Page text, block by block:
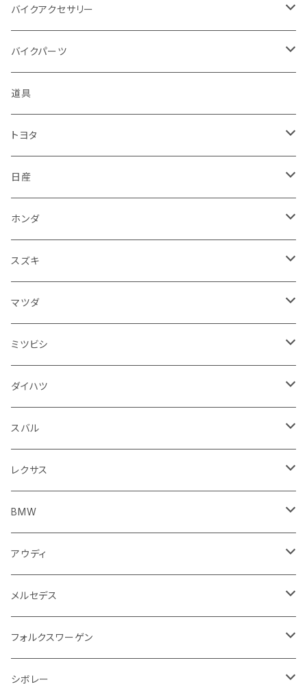
アプリリア - APRILIA
ハーレーダビッドソン - Harley-Davidson
KTM
ミツビシ
ダイハツ
スバル
レクサス
アウディ
BMW
メルセデス・ベンツ
フォルクスワーゲン
ジープ
ボルボ
ジャガー
プジョー
ランドローバー
ルノー
キャデラック
アストンマーティン
シボレー
マツダ
ミツビシ
ダイハツ
スバル
レクサス
アウディ
BMW
メルセデス・ベンツ
フォルクスワーゲン
ジープ
ボルボ
ジャガー
キャデラック
シボレー
シトロエン
アルファロメオ
ランドローバー
日産
ホンダ
スズキ
マツダ
ミツビシ
ダイハツ
スバル
アルファロメオ
アストンマーティン
アウディ
ベントレー
BMW
キャデラック
シボレー
クライスラー
シトロエン
フィアット
ボンネット
ルーフ
ピラー
バンパー
フェンダー
サイドミラー
フロントガラス
リアバンパー
バックドアガラス
トランクリッド
ダッシュボード
センタークラスター
グローブボックス
シフトレバー
センターコンソール
ステアリングホイール
ステアリング
エンジン
バイクアクセサリー
ホンダ
ヤマハ
スズキ
カワサキ
ハーレーダビッドソン
BMW
トライアンフ
ドゥカティ
モトグッツイ
アプリリア
KTM
プジョー
ハスクバーナ
ロイヤルエンフィールド
キムコ
SYM
バイクパーツ
排気系
マフラー
サイレンサー
外装
シートカバー
燃料タンクキャップ
ハンドル系
ハンドル
ホーン
ブレーキ
ブレーキパッド
ブレーキ・クラッチレバー
エンジン
オルタネーター
オイルフィルター
電装系
スピードメーター
ウインカー
足回り
サスペンション
ホイール
駆動系
クラッチ
クラッチホース
フレーム
ライト系
タンク系
キャブレター
その他
アクセルブレーキペダル
オイルクーラー
ケーブル系
吸気系
道具
トヨタ
フロアマット
室内アクセサリー
収納ケース
ダッシュボード
ワイパー
ライト系
フォグランプ
ステアリング系
シートカバー
外装系
タイヤ回り系
エンジン回り
ミラー
サイドミラー
トランクマット
タンドラ
日産
フロアマット
電装系
ウインカー
トランクマット
ホンダ
フロアマット
運転席周り
トランクマット
フェンダー周り
フロントガラス回り
サイドミラー
ライト系
エンジン系部品
スポイラー
ワイパー系
バンパー
スズキ
フロアマット
フロントガラス回り
ウォッシャージェット
フェンダー周り
運転席周り
アームレスト
バイク 排気系
マフラー
サイドミラー
バイク ハンドル系
エンジン系
エンジンカバー
足回り系
サスペンション
マツダ
フロアマット
ボンネット回り
フェンダー周り
フロントガラス回り
リアガラス回り
ライト系
インパネ周り
その他
トランクマット
ミツビシ
フロアマット
キーホルダー
フロントガラス回り
ワイパー
足回り系
フェンダー
バンパー
ライト系
ヘッドライト
トランクマット
運転席周り
ダイハツ
フロアマット
フロントガラス回り
ワイパー
運転席周り
足回り
サスペンション
スバル
フロアマット
フロントガラス回り
ワイパー
その他
足回り系
フェンダー
レクサス
フロアマット
トランクマット
シートカバー
BMW
フロアマット
オーディオ系
サイドミラー
ハンドル系
アウディ
フロアマット
プラグ系
イグニッションコイル
ブレーキ系
メルセデス
フロアマット
リアバンパー
フォルクスワーゲン
フロアマット
シボレー